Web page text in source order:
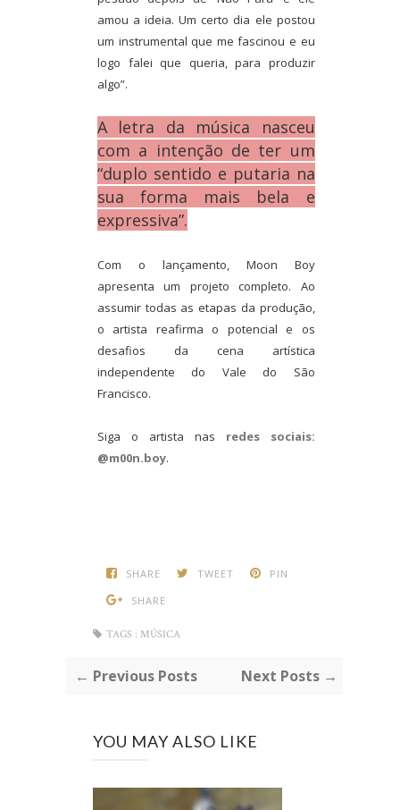
amou a ideia. Um certo dia ele postou
um instrumental que me fascinou e eu
logo falei que queria, para produzir
algo”.
A letra da música nasceu
com a intenção de ter um
“duplo sentido e putaria na
sua forma mais bela e
expressiva”.
Com o lançamento, Moon Boy
apresenta um projeto completo. Ao
assumir todas as etapas da produção,
o artista reafirma o potencial e os
desafios da cena artística
independente do Vale do São
Francisco.
Siga o artista nas redes sociais:
@m00n.boy.
SHARE TWEET
PIN
SHARE
TAGS : MÚSICA
← Previous Posts Next Posts →
YOU MAY ALSO LIKE